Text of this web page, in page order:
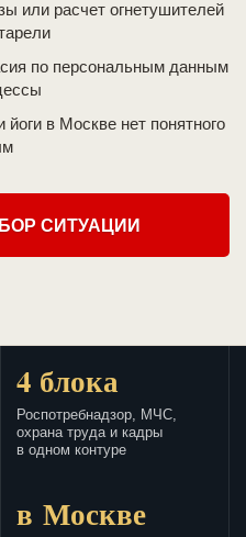
или расчет огнетушителей
по персональным данным
в Москве нет понятного
СИТУАЦИИ
4 блока
Роспотребнадзор, МЧС,
охрана труда и кадры
в одном контуре
в Москве